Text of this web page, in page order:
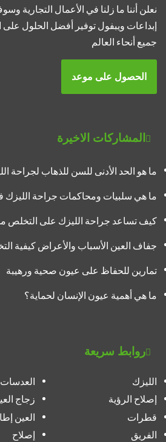
نعلن أننا ما زلنا في الأعمال التجارية
إبداعات ويبفول توفير أفضل الحلول على
جميع أنحاء العالم
الحصول على موعد
المشاركات الاخيرة
ما هو الحد الأدنى للسن للذهاب لجراحة
ما هي سلبيات ومحاكمات جراحة الليزك
كيف تساعد جراحة الليزك على التخلص
جفاف العين الأسباب والأعراض كيفية
تمارين للحفاظ على عيون صحية ورهيبة
ما هي أهمية عيون الإنسان لحماية؟
روابط سريعة
العدسات
الليزك
زجاج
إصلاح الرؤية
العين
قطرات
إصلاح
الفريق